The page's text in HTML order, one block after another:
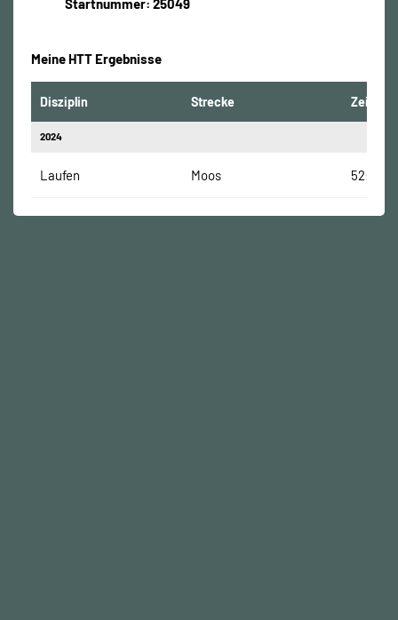
Startnummer: 25049
Meine HTT Ergebnisse
Disziplin Strecke Zeit
2024
Laufen Moos 52:07